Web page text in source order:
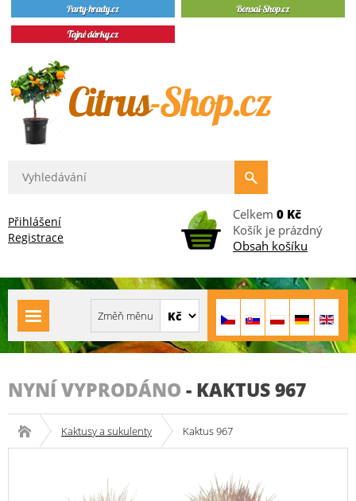
Přihlášení
Registrace
Celkem 0 Kč
Košík je prázdný
Obsah košíku
NYNÍ VYPRODÁNO - KAKTUS 967
Kaktusy a sukulenty Kaktus 967